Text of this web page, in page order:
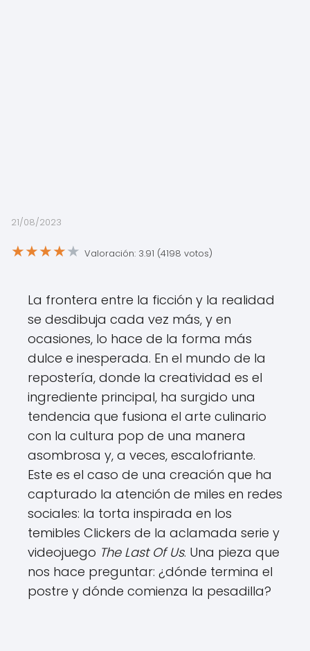
21/08/2023
★★★★★ Valoración: 3.91 (4198 votos)
La frontera entre la ficción y la realidad
se desdibuja cada vez más, y en
ocasiones, lo hace de la forma más
dulce e inesperada. En el mundo de la
repostería, donde la creatividad es el
ingrediente principal, ha surgido una
tendencia que fusiona el arte culinario
con la cultura pop de una manera
asombrosa y, a veces, escalofriante.
Este es el caso de una creación que ha
capturado la atención de miles en redes
sociales: la torta inspirada en los
temibles Clickers de la aclamada serie y
videojuego The Last Of Us. Una pieza que
nos hace preguntar: ¿dónde termina el
postre y dónde comienza la pesadilla?